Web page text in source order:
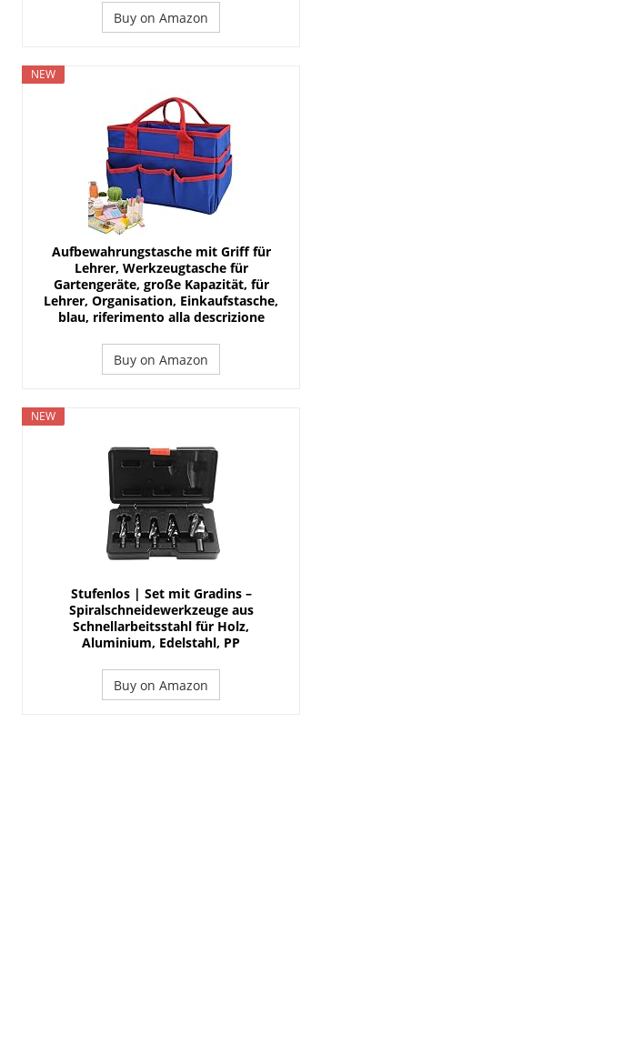
Buy on Amazon
NEW
Aufbewahrungstasche mit Griff für
Lehrer, Werkzeugtasche für
Gartengeräte, große Kapazität, für
Lehrer, Organisation, Einkaufstasche,
blau, riferimento alla descrizione
Buy on Amazon
NEW
Stufenlos | Set mit Gradins –
Spiralschneidewerkzeuge aus
Schnellarbeitsstahl für Holz,
Aluminium, Edelstahl, PP
Buy on Amazon